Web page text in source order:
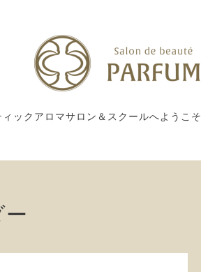
ックアロマサロン＆スクールへようこそ